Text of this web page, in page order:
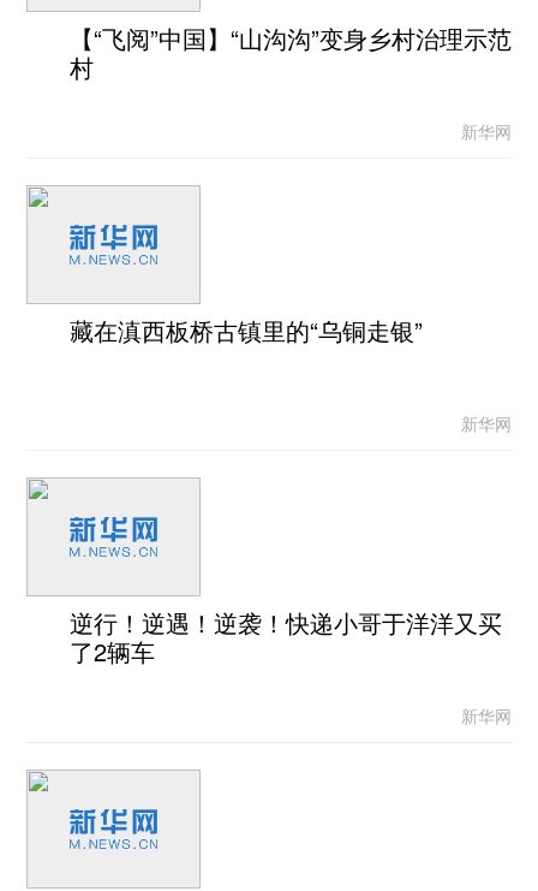
【“飞阅”中国】“山沟沟”变身乡村治理示范
村
新华网
藏在滇西板桥古镇里的“乌铜走银”
新华网
逆行！逆遇！逆袭！快递小哥于洋洋又买
了2辆车
新华网